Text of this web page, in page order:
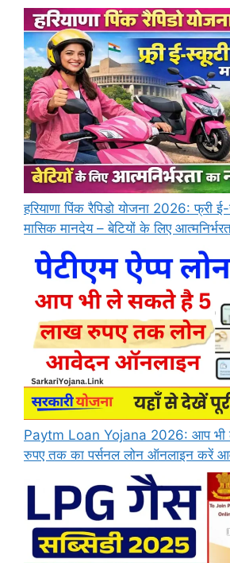
हरियाणा पिंक रैपिडो योजना 2026:
मासिक मानदेय – बेटियों के लिए
Paytm Loan Yojana 2026: आप
रुपए तक का पर्सनल लोन ऑनलाइन करें